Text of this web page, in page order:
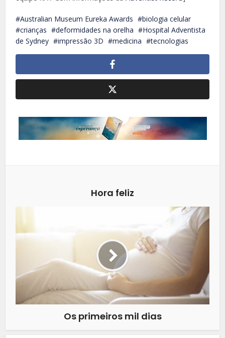
Australian Museum Eureka Awards
biologia celular
crianças
deformidades na orelha
Hospital Adventista
de Sydney
impressão 3D medicina tecnologias
Hora feliz
Os primeiros mil dias